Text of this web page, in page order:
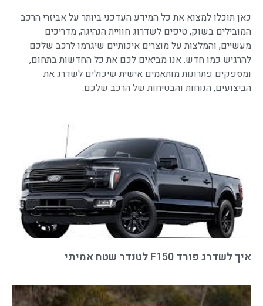
כאן תוכלו למצוא את כל המידע העדכני ביותר על אביזרי הרכב
המובילים בשוק, טיפים לשדרוג חוויית הנהיגה, מדריכים
מעשיים, והמלצות על מוצרים איכותיים שיגרמו לרכב שלכם
להרגיש כמו חדש. אנו מביאים לכם את כל החדשות בתחום,
ומספקים פתרונות מותאמים אישית שיכולים לשדרג את
הביצועים, הנוחות והבטיחות של הרכב שלכם.
איך לשדרג פורד F150 לטנדר שטח אמיתי